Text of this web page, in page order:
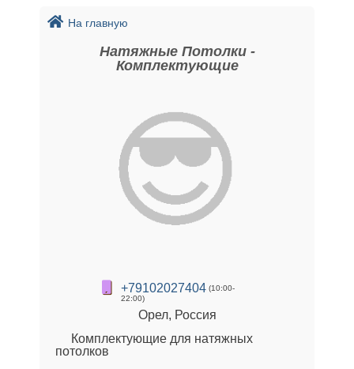
На главную
Натяжные Потолки -
Комплектующие
+79102027404 (10:00-
22:00)
Орел, Россия
Комплектующие для натяжных
потолков